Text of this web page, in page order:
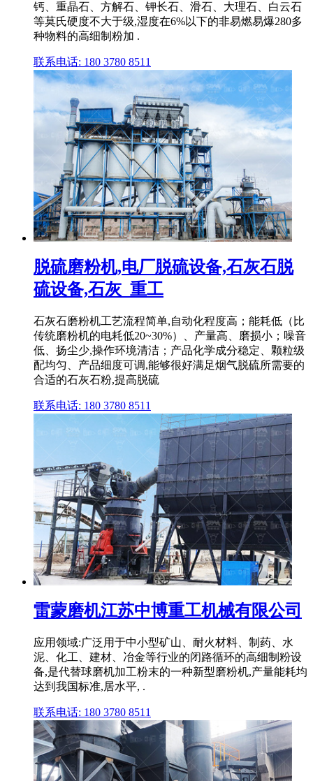
钙、重晶石、方解石、钾长石、滑石、大理石、白云石
等莫氏硬度不大于级,湿度在6%以下的非易燃易爆280多
种物料的高细制粉加 .
联系电话: 180 3780 8511
脱硫磨粉机,电厂脱硫设备,石灰石脱
硫设备,石灰_重工
石灰石磨粉机工艺流程简单,自动化程度高；能耗低（比
传统磨粉机的电耗低20~30%）、产量高、磨损小；噪音
低、扬尘少,操作环境清洁；产品化学成分稳定、颗粒级
配均匀、产品细度可调,能够很好满足烟气脱硫所需要的
合适的石灰石粉,提高脱硫
联系电话: 180 3780 8511
雷蒙磨机江苏中博重工机械有限公司
应用领域:广泛用于中小型矿山、耐火材料、制药、水
泥、化工、建材、冶金等行业的闭路循环的高细制粉设
备,是代替球磨机加工粉末的一种新型磨粉机,产量能耗均
达到我国标准,居水平, .
联系电话: 180 3780 8511